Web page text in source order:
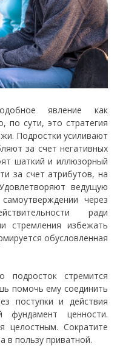
явление как
по сути, это стратегия
Подростки усиливают
за счет негативных
шаткий и иллюзорный
за счет атрибутов, на
ведущую
через
ради
стремления избежать
обусловленная
стремится
помочь ему соединить
поступки и действия
фундамент ценности.
целостным. Сократите
в пользу приватной.